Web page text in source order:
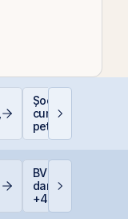
Șocurile
cum afectează
petrolului Bursa
Valori București
BVB corectează
dar BET rămâne
+47,6% de la
anului